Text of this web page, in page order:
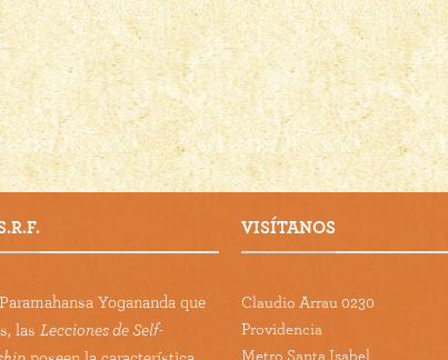
Yogananda que
las Lecciones de Self-
VISÍTANOS
Claudio Arrau 0230
Providencia
Metro Santa Isabel